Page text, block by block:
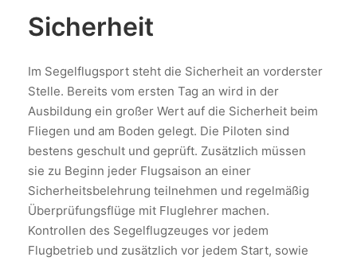
Sicherheit
Im Segelflugsport steht die Sicherheit an vorderster
Stelle. Bereits vom ersten Tag an wird in der
Ausbildung ein großer Wert auf die Sicherheit beim
Fliegen und am Boden gelegt. Die Piloten sind
bestens geschult und geprüft. Zusätzlich müssen
sie zu Beginn jeder Flugsaison an einer
Sicherheitsbelehrung teilnehmen und regelmäßig
Überprüfungsflüge mit Fluglehrer machen.
Kontrollen des Segelflugzeuges vor jedem
Flugbetrieb und zusätzlich vor jedem Start, sowie